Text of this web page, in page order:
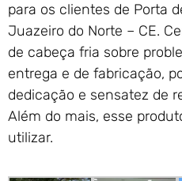
para os clientes de Porta
Juazeiro do Norte – CE.
de cabeça fria sobre
entrega e de fabricação,
dedicação e sensatez de
Além do mais, esse
utilizar.